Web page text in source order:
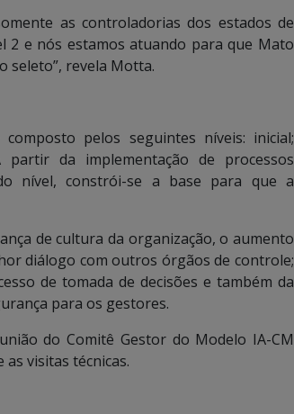
as controladorias dos estados de
2 e nós estamos atuando para que Mato
seleto”, revela Motta.
pelos seguintes níveis: inicial;
da implementação de processos
nível, constrói-se a base para que a
de cultura da organização, o aumento
diálogo com outros órgãos de controle;
de tomada de decisões e também da
para os gestores.
do Comitê Gestor do Modelo IA-CM
visitas técnicas.